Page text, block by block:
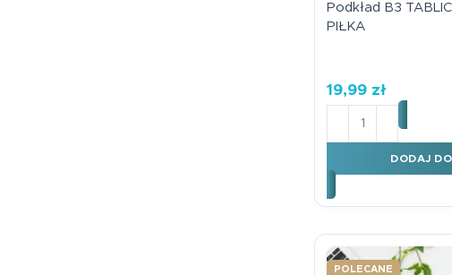
Podkład B3
PIŁKA
19,99 zł
ilość Podkład B3
DODAJ
POLECANE